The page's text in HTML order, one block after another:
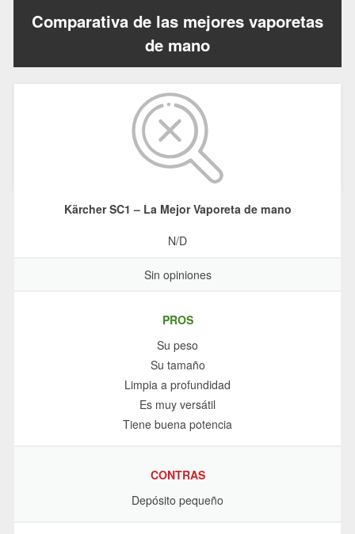
Comparativa de las mejores vaporetas
de mano
Kärcher SC1 – La Mejor Vaporeta de mano
N/D
Sin opiniones
PROS
Su peso
Su tamaño
Limpia a profundidad
Es muy versátil
Tiene buena potencia
CONTRAS
Depósito pequeño